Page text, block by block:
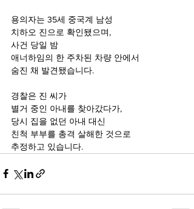
용의자는 35세 중국계 남성
치하오 진으로 확인됐으며,
사건 당일 밤
애너하임의 한 주차된 차량 안에서
숨진 채 발견됐습니다.
경찰은 진 씨가
별거 중인 아내를 찾아갔다가,
당시 집을 없던 아내 대신
친척 부부를 총격 살해한 것으로
추정하고 있습니다.